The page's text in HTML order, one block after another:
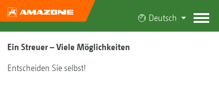
Deutsch
Ein Streuer – Viele Möglichkeiten
Entscheiden Sie selbst!